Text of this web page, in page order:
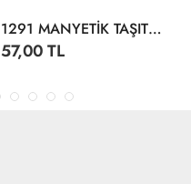
1291 MANYETİK TAŞITLAR
57,00 TL